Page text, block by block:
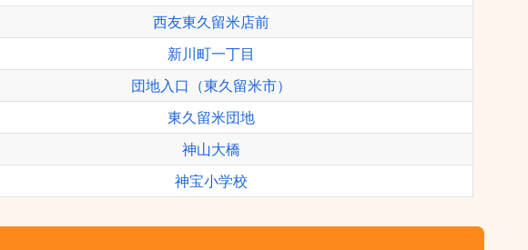
西友東久留米店前
新川町一丁目
団地入口（東久留米市）
東久留米団地
神山大橋
神宝小学校